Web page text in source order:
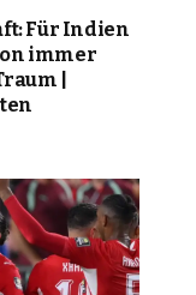
Für Indien
immer
|